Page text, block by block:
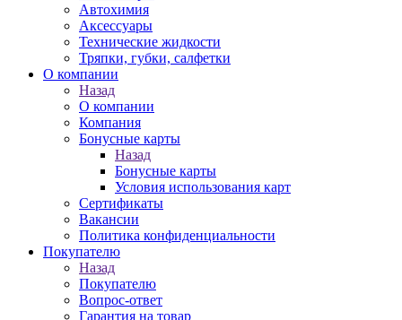
Автохимия
Аксессуары
Технические жидкости
Тряпки, губки, салфетки
О компании
Назад
О компании
Компания
Бонусные карты
Назад
Бонусные карты
Условия использования карт
Сертификаты
Вакансии
Политика конфиденциальности
Покупателю
Назад
Покупателю
Вопрос-ответ
Гарантия на товар